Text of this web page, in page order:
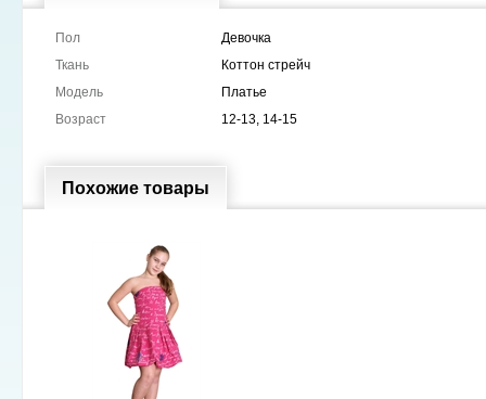
Пол
Девочка
Ткань
Коттон стрейч
Модель
Платье
Возраст
12-13, 14-15
Похожие товары